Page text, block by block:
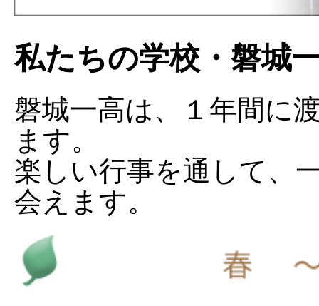
私たちの学校・磐城
磐城一高は、１年間に
ます。
楽しい行事を通して、
会えます。